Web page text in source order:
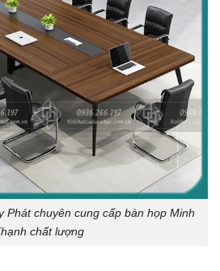
Phát chuyên cung cấp bàn họp Minh
chất lượng